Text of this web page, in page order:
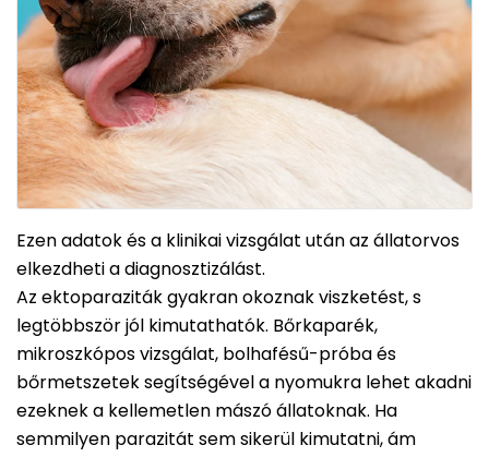
Ezen adatok és a klinikai vizsgálat után az állatorvos
elkezdheti a diagnosztizálást.
Az ektoparaziták gyakran okoznak viszketést, s
legtöbbször jól kimutathatók. Bőrkaparék,
mikroszkópos vizsgálat, bolhafésű-próba és
bőrmetszetek segítségével a nyomukra lehet akadni
ezeknek a kellemetlen mászó állatoknak. Ha
semmilyen parazitát sem sikerül kimutatni, ám